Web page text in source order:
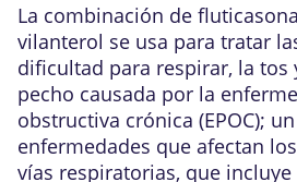
La combinación de
vilanterol se usa para tratar
dificultad para respirar, la tos
pecho causada por la
obstructiva crónica (EPOC);
enfermedades que afectan
vías respiratorias, que